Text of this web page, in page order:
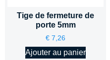
Tige de fermeture de
porte 5mm
€ 7,26
Ajouter au panier